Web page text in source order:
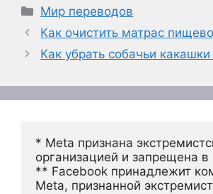
Рубрики
Мир переводов
Как очистить матрас
Как убрать собачьи какашки
* Meta признана
организацией и запрещена
** Facebook принадлежит
Meta, признанной